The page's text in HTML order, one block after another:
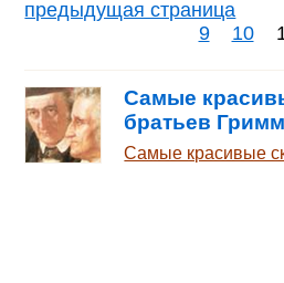
любит его больше, чем
Рассердился король, что
сравнила, передал дочь
и приказал, чтобы тот отвёл
и убил. Когда они пришли в лес,
предыдущая страница
9
10
Самые
братьев Гримм
Самые красивые